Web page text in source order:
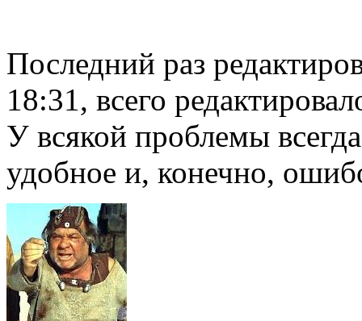
Последний раз
18:31, всего
У всякой проблемы
удобное и, конечно,